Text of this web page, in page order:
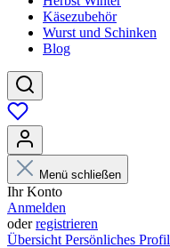
Käsezubehör
Wurst und Schinken
Blog
Menü schließen
Ihr Konto
Anmelden
oderregistrieren
Übersicht Persönliches Profil